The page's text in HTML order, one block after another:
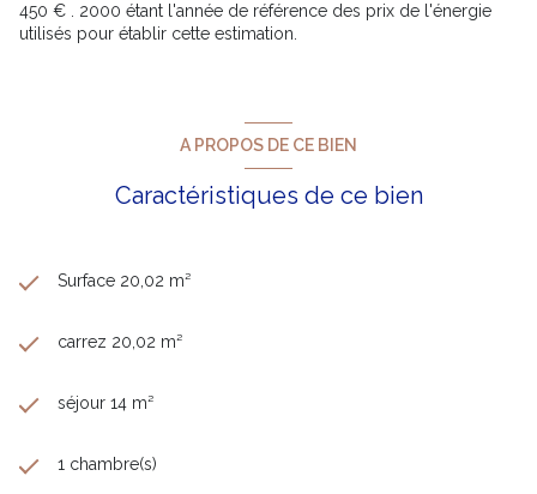
450 € . 2000 étant l'année de référence des prix de l'énergie
utilisés pour établir cette estimation.
A PROPOS DE CE BIEN
Caractéristiques de ce bien
Surface 20,02 m²
carrez 20,02 m²
séjour 14 m²
1 chambre(s)